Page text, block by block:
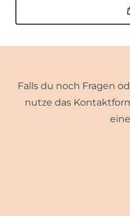
Falls du noch Fragen
nutze das